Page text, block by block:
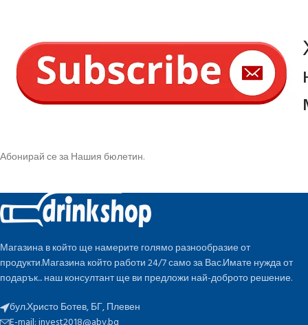
Абонирай се за Нашия бюлетин.
Магазина в който ще намерите голямо разнообразие от
продукти.Магазина който работи 24/7 само за Вас.Имате нужда от
подарък... наш консултант ще ви предложи най-доброто решение.
бул.Христо Ботев, БГ, Плевен